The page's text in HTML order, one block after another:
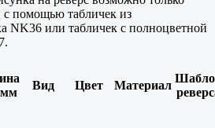
помощью табличек из
NK36 или табличек с полноцветной
мм
Вид Цвет Материал